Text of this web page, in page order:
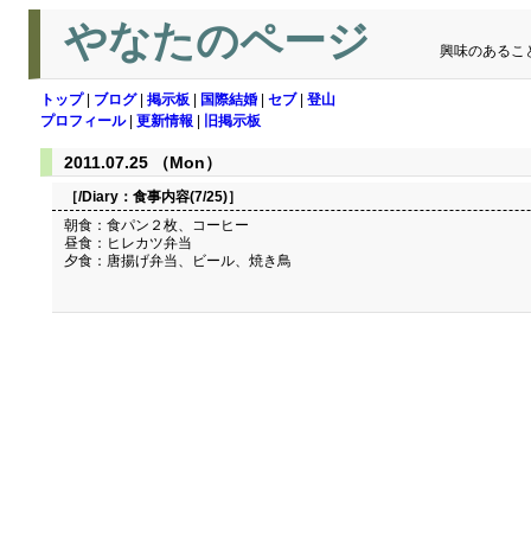
やなたのページ 興味のあるこ
トップ| ブログ| 掲示板 国際結婚 セブ| 登山
プロフィール| 更新情報 旧掲示板
2011.07.25 （Mon）
［/Diary： 食事内容(7/25)］
朝食：食パン２枚、コーヒー
昼食：ヒレカツ弁当
夕食：唐揚げ弁当、ビール、焼き鳥